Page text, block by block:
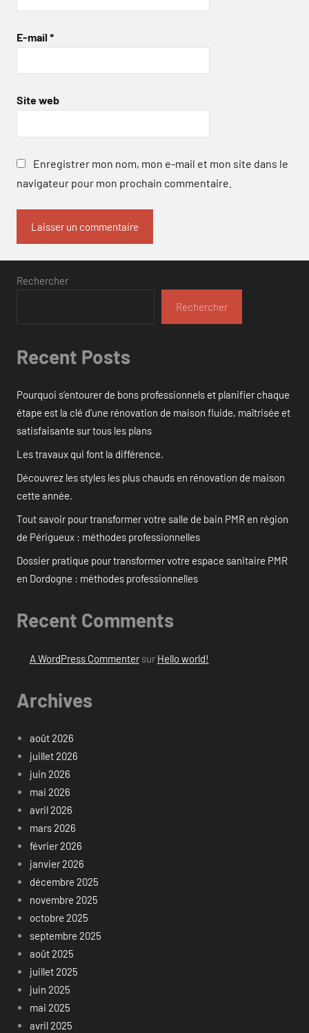
E-mail *
Site web
Enregistrer mon nom, mon e-mail et mon site dans le
navigateur pour mon prochain commentaire.
Rechercher
Rechercher
Recent Posts
Pourquoi s’entourer de bons professionnels et planifier chaque
étape est la clé d’une rénovation de maison fluide, maîtrisée et
satisfaisante sur tous les plans
Les travaux qui font la différence.
Découvrez les styles les plus chauds en rénovation de maison
cette année.
Tout savoir pour transformer votre salle de bain PMR en région
de Périgueux : méthodes professionnelles
Dossier pratique pour transformer votre espace sanitaire PMR
en Dordogne : méthodes professionnelles
Recent Comments
A WordPress Commentersur Hello world!
Archives
août 2026
juillet 2026
juin 2026
mai 2026
avril 2026
mars 2026
février 2026
janvier 2026
décembre 2025
novembre 2025
octobre 2025
septembre 2025
août 2025
juillet 2025
juin 2025
mai 2025
avril 2025